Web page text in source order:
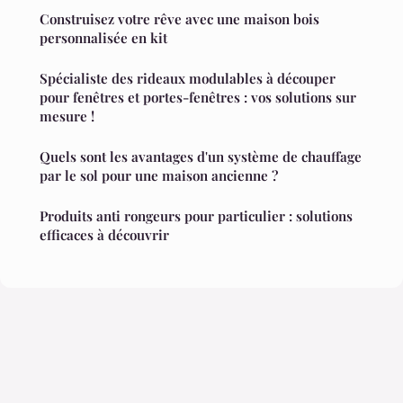
Construisez votre rêve avec une maison bois
personnalisée en kit
Spécialiste des rideaux modulables à découper
pour fenêtres et portes-fenêtres : vos solutions sur
mesure !
Quels sont les avantages d'un système de chauffage
par le sol pour une maison ancienne ?
Produits anti rongeurs pour particulier : solutions
efficaces à découvrir